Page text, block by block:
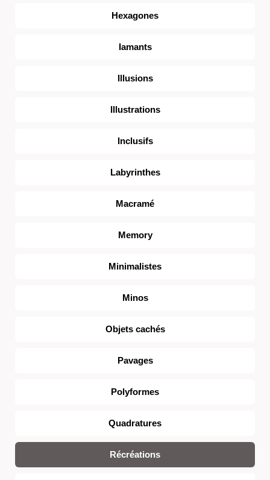
Hexagones
Iamants
Illusions
Illustrations
Inclusifs
Labyrinthes
Macramé
Memory
Minimalistes
Minos
Objets cachés
Pavages
Polyformes
Quadratures
Récréations